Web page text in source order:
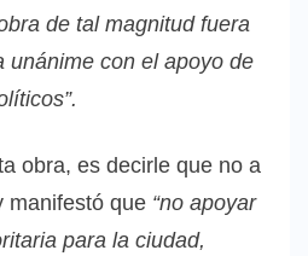
de tal magnitud fuera
unánime con el apoyo de
obra, es decirle que no a
manifestó que “no apoyar
para la ciudad,